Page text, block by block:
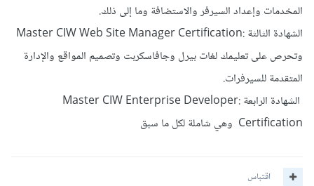
المخدمات وإعداد السيرفر والاستضافة وما إلى ذلك.
الشهادة الثالثة :Master CIW Web Site Manager Certification
وتحرص على تعليمك لغات بيرل وجافاسكربت وتصميم المواقع والإدارة
المتقدمة للسيرفرات.
الشهادة الرابعة :Master CIW Enterprise Developer
Certification وهي شاملة لكل ما سبق
اقتباس